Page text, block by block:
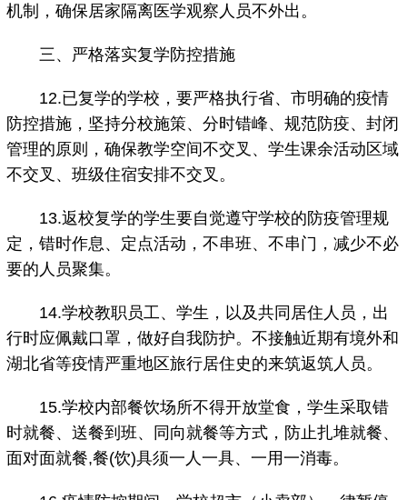
机制，确保居家隔离医学观察人员不外出。
三、严格落实复学防控措施
12.已复学的学校，要严格执行省、市明确的疫情
防控措施，坚持分校施策、分时错峰、规范防疫、封闭
管理的原则，确保教学空间不交叉、学生课余活动区域
不交叉、班级住宿安排不交叉。
13.返校复学的学生要自觉遵守学校的防疫管理规
定，错时作息、定点活动，不串班、不串门，减少不必
要的人员聚集。
14.学校教职员工、学生，以及共同居住人员，出
行时应佩戴口罩，做好自我防护。不接触近期有境外和
湖北省等疫情严重地区旅行居住史的来筑返筑人员。
15.学校内部餐饮场所不得开放堂食，学生采取错
时就餐、送餐到班、同向就餐等方式，防止扎堆就餐、
面对面就餐,餐(饮)具须一人一具、一用一消毒。